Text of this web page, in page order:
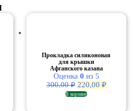
Прокладка силиконовая
для крышки
Афганского казана
Оценка 0 из 5
300,00₽ Первоначальная
цена
220,00 ₽Текущая
В корзину